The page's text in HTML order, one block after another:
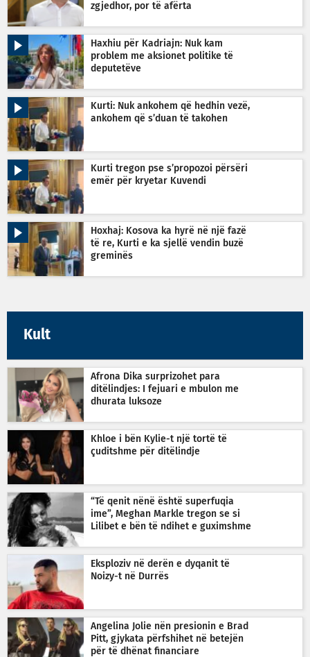
zgjedhor, por të afërta
Haxhiu për Kadriajn: Nuk kam
problem me aksionet politike të
deputetëve
Kurti: Nuk ankohem që hedhin vezë,
ankohem që s’duan të takohen
Kurti tregon pse s’propozoi përsëri
emër për kryetar Kuvendi
Hoxhaj: Kosova ka hyrë në një fazë
të re, Kurti e ka sjellë vendin buzë
greminës
Kult
Afrona Dika surprizohet para
ditëlindjes: I fejuari e mbulon me
dhurata luksoze
Khloe i bën Kylie-t një tortë të
çuditshme për ditëlindje
“Të qenit nënë është superfuqia
ime”, Meghan Markle tregon se si
Lilibet e bën të ndihet e guximshme
Eksploziv në derën e dyqanit të
Noizy-t në Durrës
Angelina Jolie nën presionin e Brad
Pitt, gjykata përfshihet në betejën
për të dhënat financiare